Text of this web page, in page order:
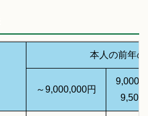
本人の前年
～9,000,000円